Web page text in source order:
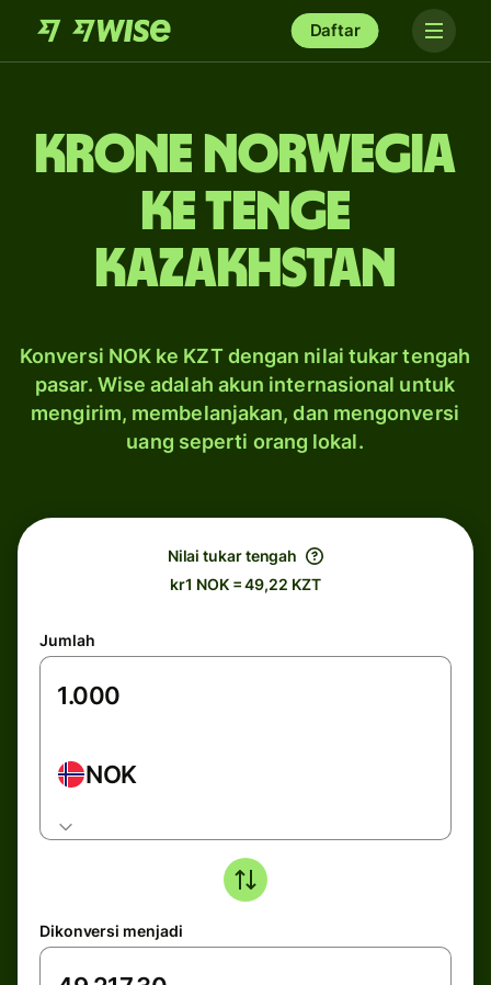
Daftar
krone Norwegia
ke tenge
Kazakhstan
Konversi NOK ke KZT dengan nilai tukar tengah
pasar. Wise adalah akun internasional untuk
mengirim, membelanjakan, dan mengonversi
uang seperti orang lokal.
Nilai tukar tengah
kr1 NOK = 49,22 KZT
Jumlah
NOK
Dikonversi menjadi